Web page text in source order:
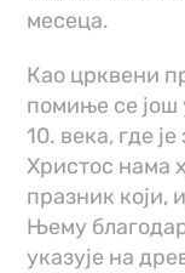
месеца.
Као црквени
помиње се још
10. века, где
Христос нама
празник који,
Њему
указује на